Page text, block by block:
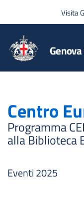
Salta
Visita
Centro
Programma
alla Biblioteca
Eventi 2025